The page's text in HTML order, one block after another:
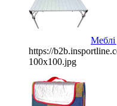
Меблі
https://
100x100.jpg